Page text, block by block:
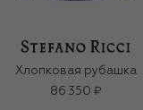
Хлопковая рубашка
86 350 ₽